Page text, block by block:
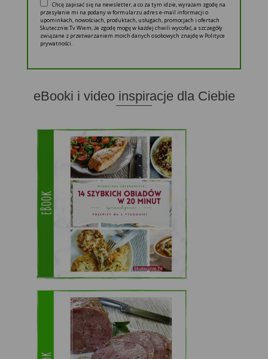
Chcę zapisać się na newsletter, a co za tym idzie, wyrażam zgodę na
przesyłanie mi na podany w formularzu adres e-mail informacji o
upominkach, nowościach, produktach, usługach, promocjach i ofertach
Skutecznie.Tv Wiem, że zgodę mogę w każdej chwili wycofać, a szczegóły
związane z przetwarzaniem moich danych osobowych znajdę w Polityce
prywatności.
eBooki i video inspiracje dla Ciebie